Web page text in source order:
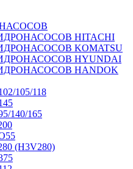
HITACHI
KOMATSU
HYUNDAI
HANDOK
105/118
140/165
(H3V280)